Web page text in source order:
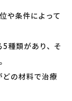
や条件によって
類があり、そ
の材料で治療